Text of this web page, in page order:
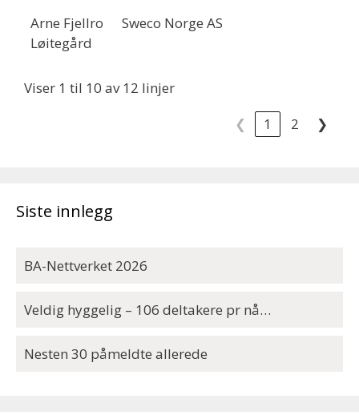
Arne Fjellro
Løitegård
Sweco Norge AS
Viser 1 til 10 av 12 linjer
❮
1 2 ❯
Siste innlegg
BA-Nettverket 2026
Veldig hyggelig – 106 deltakere pr nå…
Nesten 30 påmeldte allerede